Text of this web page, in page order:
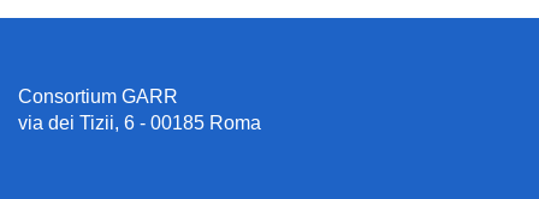
Consortium GARR
via dei Tizii, 6 - 00185 Roma